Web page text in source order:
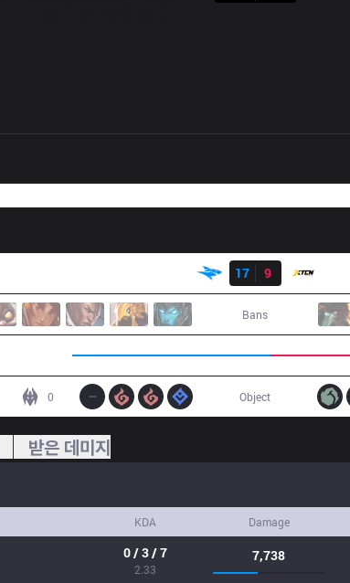
17
9
Bans
0 Object
받은 데미지
KDA Damage
0 / 3 / 7
2.33
7,738